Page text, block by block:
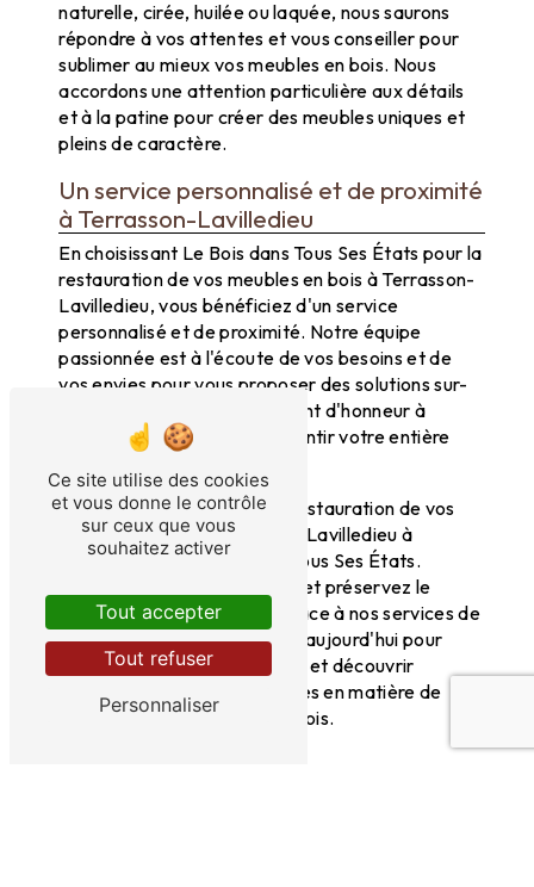
naturelle, cirée, huilée ou laquée, nous saurons
répondre à vos attentes et vous conseiller pour
sublimer au mieux vos meubles en bois. Nous
accordons une attention particulière aux détails
et à la patine pour créer des meubles uniques et
pleins de caractère.
Un service personnalisé et de proximité
à Terrasson-Lavilledieu
En choisissant Le Bois dans Tous Ses États pour la
restauration de vos meubles en bois à Terrasson-
Lavilledieu, vous bénéficiez d'un service
personnalisé et de proximité. Notre équipe
passionnée est à l'écoute de vos besoins et de
vos envies pour vous proposer des solutions sur-
mesure. Nous mettons un point d'honneur à
respecter les délais et à garantir votre entière
N'hésitez plus et confiez la restauration de vos
meubles en bois à Terrasson-Lavilledieu à
l'expertise de Le Bois dans Tous Ses États.
Redonnez vie à vos meubles et préservez le
charme de votre intérieur grâce à nos services de
qualité. Contactez-nous dès aujourd'hui pour
obtenir un devis personnalisé et découvrir
l'étendue de nos compétences en matière de
restauration de meubles en bois.
Ce site utilise des cookies
et vous donne le contrôle
sur ceux que vous
souhaitez activer
Tout accepter
Tout refuser
Personnaliser